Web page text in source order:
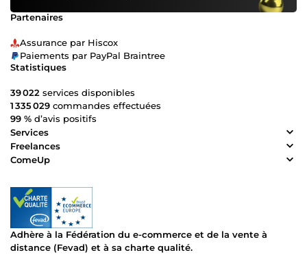
Partenaires
Assurance par Hiscox
Paiements par PayPal Braintree
Statistiques
39 022 services disponibles
1 335 029 commandes effectuées
99 % d’avis positifs
Services
Freelances
ComeUp
Adhère à la Fédération du e-commerce et de la vente à
distance (Fevad) et à sa charte qualité.